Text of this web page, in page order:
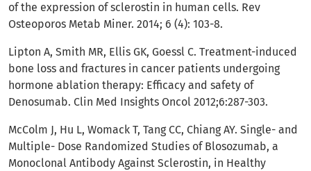
of the expression of sclerostin in human cells. Rev
Osteoporos Metab Miner. 2014; 6 (4): 103-8.
Lipton A, Smith MR, Ellis GK, Goessl C. Treatment-induced
bone loss and fractures in cancer patients undergoing
hormone ablation therapy: Efficacy and safety of
Denosumab. Clin Med Insights Oncol 2012;6:287-303.
McColm J, Hu L, Womack T, Tang CC, Chiang AY. Single- and
Multiple- Dose Randomized Studies of Blosozumab, a
Monoclonal Antibody Against Sclerostin, in Healthy